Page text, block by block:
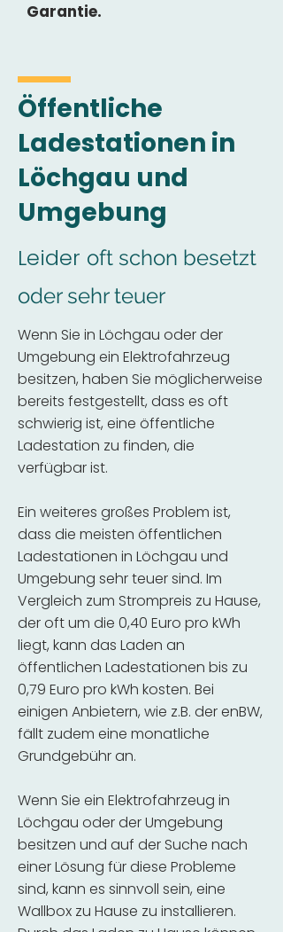
Garantie.
Öffentliche
Ladestationen in
Löchgau und
Umgebung
Leider oft schon besetzt
oder sehr teuer
Wenn Sie in Löchgau oder der
Umgebung ein Elektrofahrzeug
besitzen, haben Sie möglicherweise
bereits festgestellt, dass es oft
schwierig ist, eine öffentliche
Ladestation zu finden, die
verfügbar ist.
Ein weiteres großes Problem ist,
dass die meisten öffentlichen
Ladestationen in Löchgau und
Umgebung sehr teuer sind. Im
Vergleich zum Strompreis zu Hause,
der oft um die 0,40 Euro pro kWh
liegt, kann das Laden an
öffentlichen Ladestationen bis zu
0,79 Euro pro kWh kosten. Bei
einigen Anbietern, wie z.B. der enBW,
fällt zudem eine monatliche
Grundgebühr an.
Wenn Sie ein Elektrofahrzeug in
Löchgau oder der Umgebung
besitzen und auf der Suche nach
einer Lösung für diese Probleme
sind, kann es sinnvoll sein, eine
Wallbox zu Hause zu installieren.